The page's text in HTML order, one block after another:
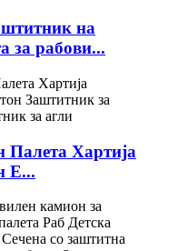
на
за рабови...
Хартија
Е...